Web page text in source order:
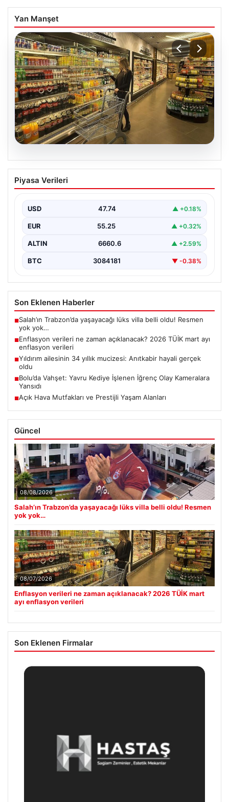
Yan Manşet
07.08.2026
Enflasyon verileri ne zaman
açıklanacak? 2026 TÜİK mart ayı
Piyasa Verileri
USD 47.74 ▲ +0.18%
EUR 55.25 ▲ +0.32%
ALTIN 6660.6 ▲ +2.59%
BTC 3084181 ▼ -0.38%
Son Eklenen Haberler
■Salah’ın Trabzon’da yaşayacağı lüks villa belli oldu! Resmen
yok yok…
■Enflasyon verileri ne zaman açıklanacak? 2026 TÜİK mart ayı
enflasyon verileri
■Yıldırım ailesinin 34 yıllık mucizesi: Anıtkabir hayali gerçek
oldu
■Bolu’da Vahşet: Yavru Kediye İşlenen İğrenç Olay Kameralara
Yansıdı
■Açık Hava Mutfakları ve Prestijli Yaşam Alanları
Güncel
08/08/2026
Salah’ın Trabzon’da yaşayacağı lüks villa belli oldu! Resmen
yok yok…
08/07/2026
Enflasyon verileri ne zaman açıklanacak? 2026 TÜİK mart
ayı enflasyon verileri
Son Eklenen Firmalar